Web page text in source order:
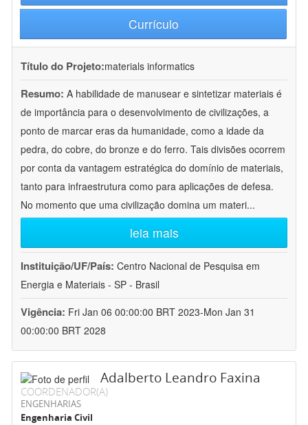
Currículo
Título do Projeto:materials informatics
Resumo: A habilidade de manusear e sintetizar materiais é
de importância para o desenvolvimento de civilizações, a
ponto de marcar eras da humanidade, como a idade da
pedra, do cobre, do bronze e do ferro. Tais divisões ocorrem
por conta da vantagem estratégica do domínio de materiais,
tanto para infraestrutura como para aplicações de defesa.
No momento que uma civilização domina um materi...
leia mais
Instituição/UF/País: Centro Nacional de Pesquisa em
Energia e Materiais - SP - Brasil
Vigência: Fri Jan 06 00:00:00 BRT 2023-Mon Jan 31
00:00:00 BRT 2028
Adalberto Leandro Faxina
COORDENADOR(A)
ENGENHARIAS
Engenharia Civil